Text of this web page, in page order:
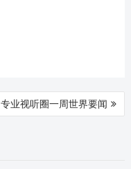
专业视听圈一周世界要闻